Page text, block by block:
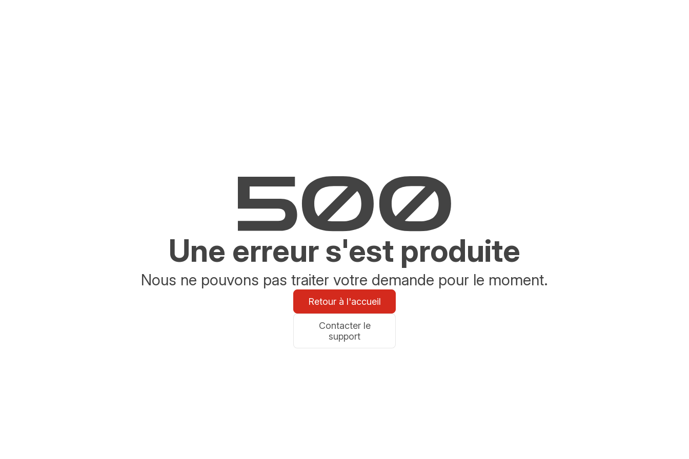
Une erreur s'est produite
Nous ne pouvons pas traiter votre demande pour le moment.
Retour à l'accueil
Contacter le
support